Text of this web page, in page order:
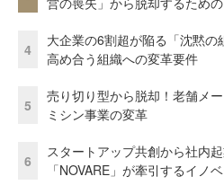
4
大企業の6割超が陥る「沈黙の
高め合う組織への変革要件
5
売り切り型から脱却！老舗メ
ミシン事業の変革
6
スタートアップ共創から社内
「NOVARE」が牽引するイノ